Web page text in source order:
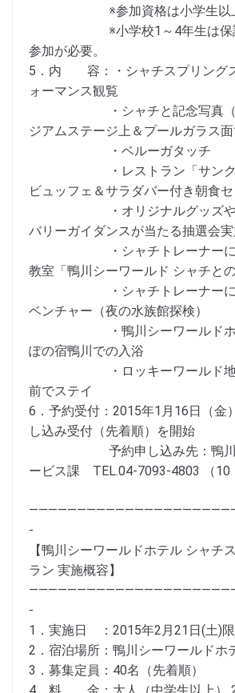
※参加資格は小学生以上
※小学校1～4年生は保護
参加が必要。
5．内 容：・シャチスプリング
ォーマンス観覧
・シャチと記念写真（オ
ジアムステージ上＆プールガラス面
・ベルーガタッチ
・レストラン「サンクル
ビュッフェ＆サラダバー付き朝食セ
・オリジナルグッズや翌
バリーガイダンスが当たる抽選会
・シャチトレーナーによ
教室「鴨川シーワールド シャチとの
・シャチトレーナーによ
ベンチャー（夜の水族館探検）
・鴨川シーワールドホテ
ぽの宿鴨川での入浴
・ロッキーワールド地階
前でステイ
6．予約受付：2015年1月16日（金
し込み受付（先着順）を開始
予約申し込み先：鴨川シ
ービス課 TEL.04-7093-4803 （10
-
【鴨川シーワールドホテル シャチ
ラン 実施概容】
-
1．実施日 ：2015年2月21日(土)
2．宿泊場所：鴨川シーワールドホ
3．募集定員：40名（先着順）